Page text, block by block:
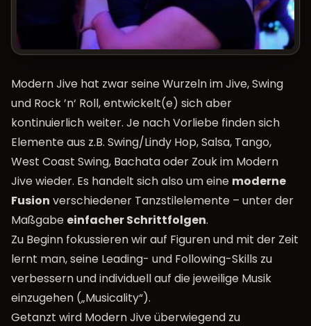
Modern Jive hat zwar seine Wurzeln im Jive, Swing
und Rock ’n‘ Roll, entwickelt(e) sich aber
kontinuierlich weiter. Je nach Vorliebe finden sich
Elemente aus z.B. Swing/Lindy Hop, Salsa, Tango,
West Coast Swing, Bachata oder Zouk im Modern
Jive wieder. Es handelt sich also um eine moderne
Fusion verschiedener Tanzstilelemente – unter der
Maßgabe einfacher Schrittfolgen.
Zu Beginn fokussieren wir auf Figuren und mit der Zeit
lernt man, seine Leading- und Following-Skills zu
verbessern und individuell auf die jeweilige Musik
einzugehen („Musicality“).
Getanzt wird Modern Jive überwiegend zu